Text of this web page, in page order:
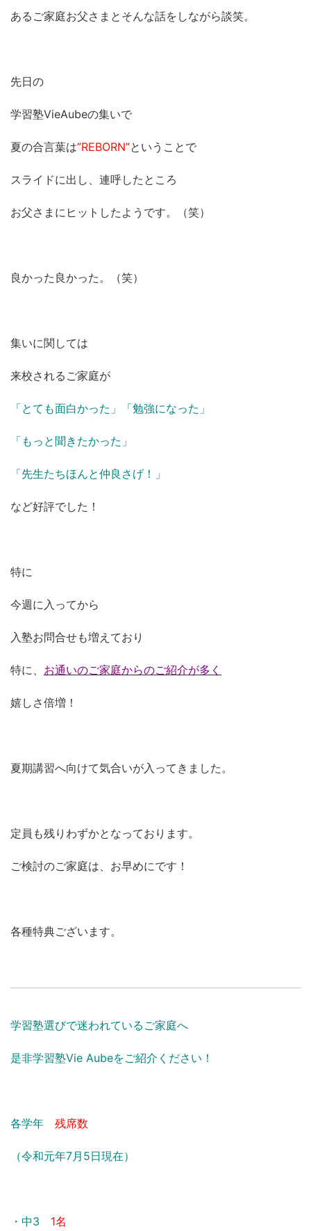
あるご家庭お父さまとそんな話をしながら談笑。
先日の
学習塾VieAubeの集いで
夏の合言葉は”REBORN”ということで
スライドに出し、連呼したところ
お父さまにヒットしたようです。（笑）
良かった良かった。（笑）
集いに関しては
来校されるご家庭が
「とても面白かった」「勉強になった」
「もっと聞きたかった」
「先生たちほんと仲良さげ！」
など好評でした！
特に
今週に入ってから
入塾お問合せも増えており
特に、 お通いのご家庭からのご紹介が多く
嬉しさ倍増！
夏期講習へ向けて気合いが入ってきました。
定員も残りわずかとなっております。
ご検討のご家庭は、お早めにです！
各種特典ございます。
学習塾選びで迷われているご家庭へ
是非学習塾Vie Aubeをご紹介ください！
各学年 残席数
（令和元年7月5日現在）
・中3 1名